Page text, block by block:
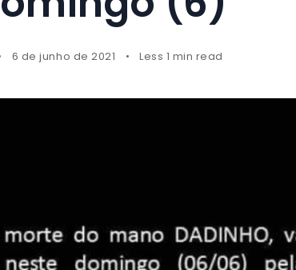
6 de junho de 2021 Less 1 min read